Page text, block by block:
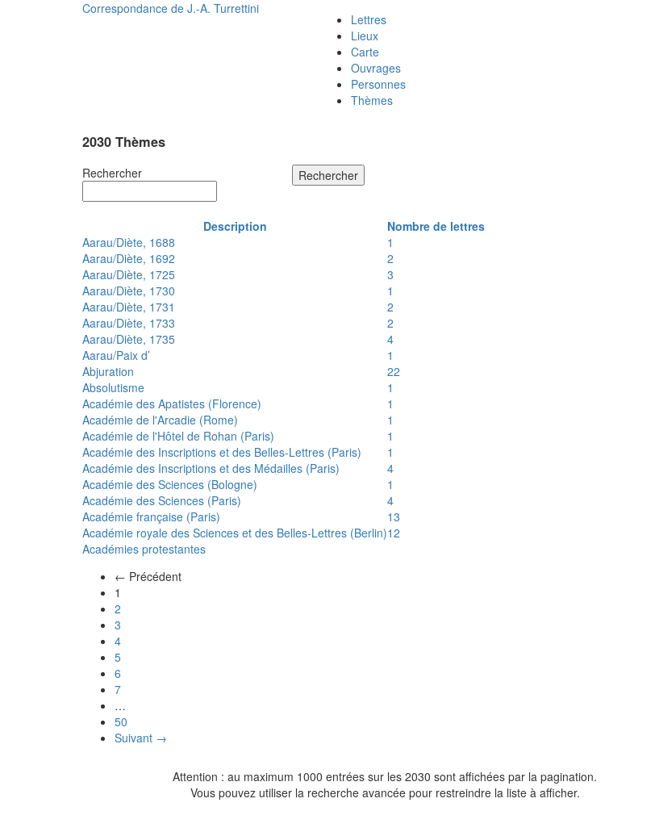
Correspondance de J.-A. Turrettini
Lettres
Lieux
Carte
Ouvrages
Personnes
Thèmes
2030 Thèmes
Rechercher Rechercher
Description
Nombre de lettres
Aarau/Diète, 1688
1
Aarau/Diète, 1692
2
Aarau/Diète, 1725
3
Aarau/Diète, 1730
1
Aarau/Diète, 1731
2
Aarau/Diète, 1733
2
Aarau/Diète, 1735
4
Aarau/Paix d’
1
Abjuration
22
Absolutisme
1
Académie des Apatistes (Florence)
1
Académie de l'Arcadie (Rome)
1
Académie de l'Hôtel de Rohan (Paris)
1
Académie des Inscriptions et des Belles-Lettres (Paris)
1
Académie des Inscriptions et des Médailles (Paris)
4
Académie des Sciences (Bologne)
1
Académie des Sciences (Paris)
4
Académie française (Paris)
13
Académie royale des Sciences et des Belles-Lettres (Berlin)12
Académies protestantes
← Précédent
1
2
3
4
5
6
7
…
50
Suivant →
Attention : au maximum 1000 entrées sur les 2030 sont affichées par la pagination.
Vous pouvez utiliser la recherche avancée pour restreindre la liste à afficher.